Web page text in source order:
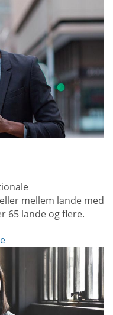
mellem lande med
65 lande og flere.